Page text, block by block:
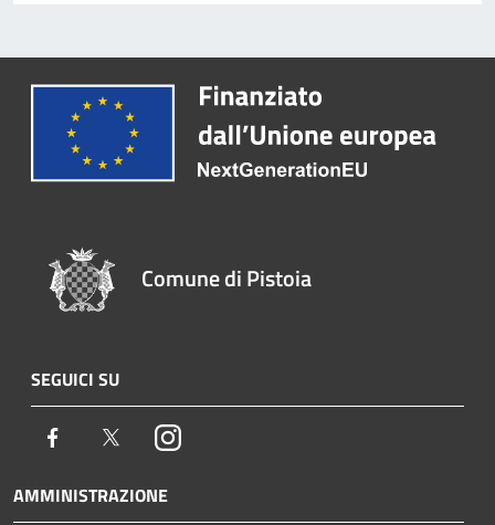
Comune di Pistoia
SEGUICI SU
Facebook TwitterInstagram
AMMINISTRAZIONE